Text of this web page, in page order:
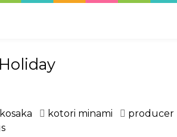
kotori minami producer